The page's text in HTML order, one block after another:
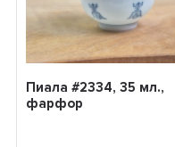
Пиала #2334, 35 мл.,
фарфор